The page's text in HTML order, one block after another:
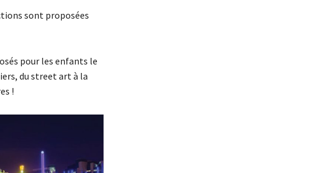
sont proposées
pour les enfants le
du street art à la
!